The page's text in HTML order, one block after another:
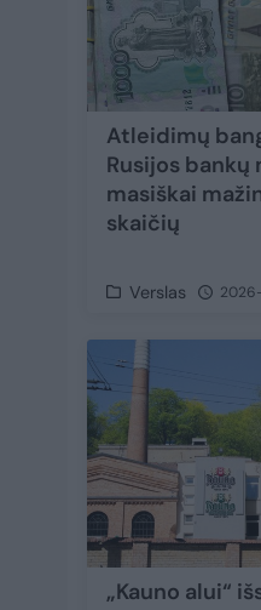
Atleidimų
Rusijos bankų
masiškai
skaičių
Verslas
„Kauno alui“